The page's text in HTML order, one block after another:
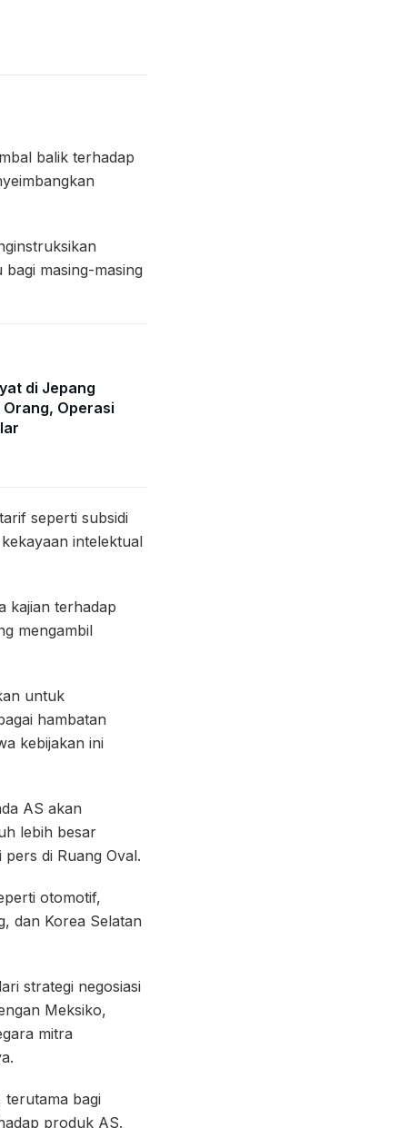
balik terhadap
masing-masing
di Jepang
Orang, Operasi
seperti subsidi
intelektual
kajian terhadap
mengambil
untuk
hambatan
kebijakan ini
AS akan
lebih besar
di Ruang Oval.
otomotif,
dan Korea Selatan
strategi negosiasi
Meksiko,
mitra
terutama bagi
produk AS.